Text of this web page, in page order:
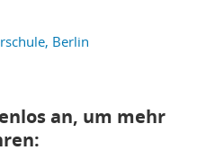
Berlin
an, um mehr